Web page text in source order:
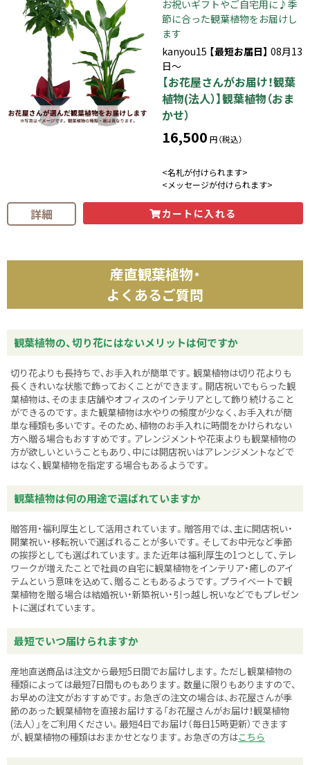
お祝いギフトやご自宅用に♪季
節に合った観葉植物をお届けし
ます
kanyou15 【最短お届日】 08月13
日～
【お花屋さんがお届け！観葉
植物(法人）】観葉植物（おま
かせ）
16,500 円（税込）
<名札が付けられます>
<メッセージが付けられます>
詳細 カートに入れる
産直観葉植物・
よくあるご質問
観葉植物の、切り花にはないメリットは何ですか
切り花よりも長持ちで、お手入れが簡単です。観葉植物は切り花よりも
長くきれいな状態で飾っておくことができます。開店祝いでもらった観
葉植物は、そのまま店舗やオフィスのインテリアとして飾り続けること
ができるのです。また観葉植物は水やりの頻度が少なく、お手入れが簡
単な種類も多いです。そのため、植物のお手入れに時間をかけられない
方へ贈る場合もおすすめです。アレンジメントや花束よりも観葉植物の
方が欲しいということもあり、中には開店祝いはアレンジメントなどで
はなく、観葉植物を指定する場合もあるようです。
観葉植物は何の用途で選ばれていますか
贈答用・福利厚生として活用されています。贈答用では、主に開店祝い・
開業祝い・移転祝いで選ばれることが多いです。そしてお中元など季節
の挨拶としても選ばれています。また近年は福利厚生の1つとして、テレ
ワークが増えたことで社員の自宅に観葉植物をインテリア・癒しのアイ
テムという意味を込めて、贈ることもあるようです。プライベートで観
葉植物を贈る場合は結婚祝い・新築祝い・引っ越し祝いなどでもプレゼン
トに選ばれています。
最短でいつ届けられますか
産地直送商品は注文から最短5日間でお届けします。ただし観葉植物の
種類によっては最短7日間ものもあります。数量に限りもありますので、
お早めの注文がおすすめです。お急ぎの注文の場合は、お花屋さんが季
節のあった観葉植物を直接お届けする「お花屋さんがお届け！観葉植物
(法人）」をご利用ください。最短4日でお届け（毎日15時更新）できます
が、観葉植物の種類はおまかせとなります。お急ぎの方はこちら